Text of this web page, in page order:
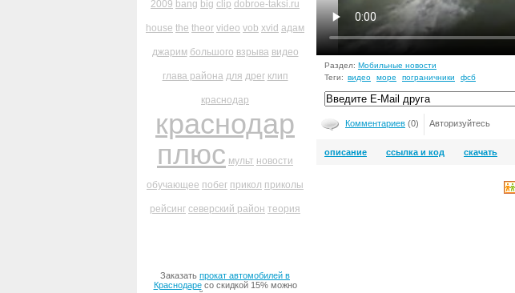
2009 bang big clip dobroe-taksi.ru
house the theor video vob xvid адам
джарим большого взрыва видео
глава района для дрег клип
краснодар
краснодар
плюс мульт новости
обучающее побег прикол приколы
рейсинг северский район теория
Заказать прокат автомобилей в
Краснодаресо скидкой 15% можно
Раздел: Мобильные новости
Теги: видео море пограничники фсб
Комментариев (0) Авторизуйтесь
описание ссылка и код скачать